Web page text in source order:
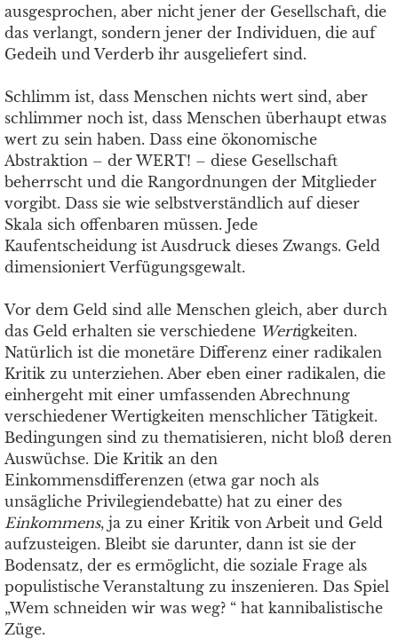
ausgesprochen, aber nicht jener der Gesellschaft, die
das verlangt, sondern jener der Individuen, die auf
Gedeih und Verderb ihr ausgeliefert sind.
Schlimm ist, dass Menschen nichts wert sind, aber
schlimmer noch ist, dass Menschen überhaupt etwas
wert zu sein haben. Dass eine ökonomische
Abstraktion – der WERT! – diese Gesellschaft
beherrscht und die Rangordnungen der Mitglieder
vorgibt. Dass sie wie selbstverständlich auf dieser
Skala sich offenbaren müssen. Jede
Kaufentscheidung ist Ausdruck dieses Zwangs. Geld
dimensioniert Verfügungsgewalt.
Vor dem Geld sind alle Menschen gleich, aber durch
das Geld erhalten sie verschiedene Wertigkeiten.
Natürlich ist die monetäre Differenz einer radikalen
Kritik zu unterziehen. Aber eben einer radikalen, die
einhergeht mit einer umfassenden Abrechnung
verschiedener Wertigkeiten menschlicher Tätigkeit.
Bedingungen sind zu thematisieren, nicht bloß deren
Auswüchse. Die Kritik an den
Einkommensdifferenzen (etwa gar noch als
unsägliche Privilegiendebatte) hat zu einer des
Einkommens, ja zu einer Kritik von Arbeit und Geld
aufzusteigen. Bleibt sie darunter, dann ist sie der
Bodensatz, der es ermöglicht, die soziale Frage als
populistische Veranstaltung zu inszenieren. Das Spiel
„Wem schneiden wir was weg? “ hat kannibalistische
Züge.